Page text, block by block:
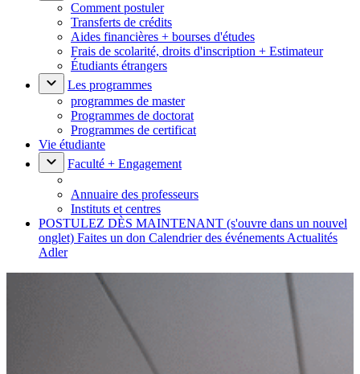
Comment postuler
Transferts de crédits
Aides financières + bourses d'études
Frais de scolarité, droits d'inscription + Estimateur
Étudiants étrangers
Les programmes
programmes de master
Programmes de doctorat
Programmes de certificat
Vie étudiante
Faculté + Engagement
Annuaire des professeurs
Instituts et centres
POSTULEZ DÈS MAINTENANT (s'ouvre dans un nouvel
onglet) Faites un don Calendrier des événements Actualités
Adler